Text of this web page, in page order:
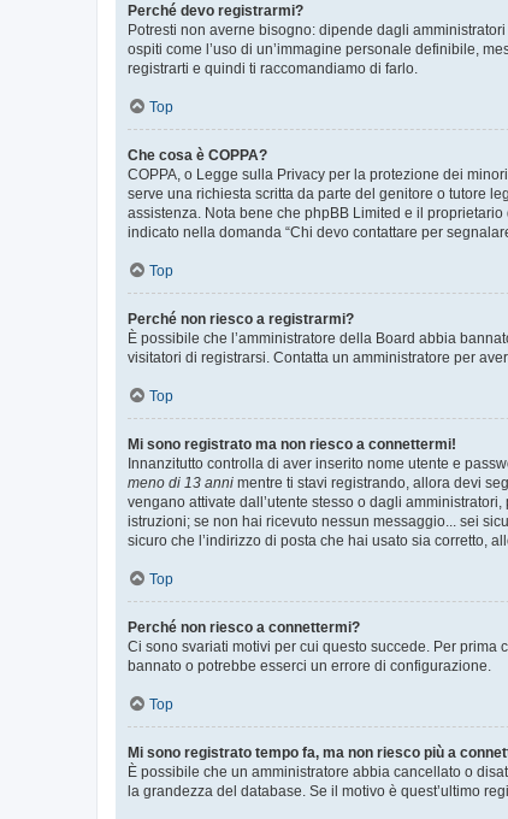
Perché devo registrarmi?
Potresti non averne bisogno: dipende dagli
ospiti come l’uso di un’immagine personale definibile,
registrarti e quindi ti raccomandiamo di farlo.
Top
Che cosa è COPPA?
COPPA, o Legge sulla Privacy per la protezione dei
serve una richiesta scritta da parte del genitore o tutore
assistenza. Nota bene che phpBB Limited e il
indicato nella domanda “Chi devo contattare per
Top
Perché non riesco a registrarmi?
È possibile che l’amministratore della Board abbia
visitatori di registrarsi. Contatta un amministratore per
Top
Mi sono registrato ma non riesco a connettermi!
Innanzitutto controlla di aver inserito nome utente e
meno di 13 anni mentre ti stavi registrando, allora devi
vengano attivate dall’utente stesso o dagli
istruzioni; se non hai ricevuto nessun messaggio... sei
sicuro che l’indirizzo di posta che hai usato sia corretto,
Top
Perché non riesco a connettermi?
Ci sono svariati motivi per cui questo succede. Per prima
bannato o potrebbe esserci un errore di configurazione.
Top
Mi sono registrato tempo fa, ma non riesco più a
È possibile che un amministratore abbia cancellato o
la grandezza del database. Se il motivo è quest’ultimo